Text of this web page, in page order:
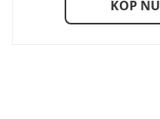
KÖP NU